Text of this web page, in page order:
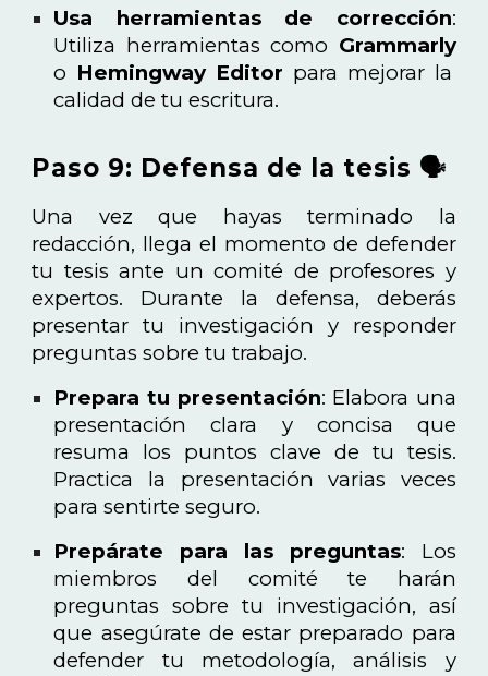
Usa herramientas de corrección:
Utiliza herramientas como Grammarly
o Hemingway Editor para mejorar la
calidad de tu escritura.
Paso 9: Defensa de la tesis 🗣️
Una vez que hayas terminado la
redacción, llega el momento de defender
tu tesis ante un comité de profesores y
expertos. Durante la defensa, deberás
presentar tu investigación y responder
preguntas sobre tu trabajo.
Prepara tu presentación: Elabora una
presentación clara y concisa que
resuma los puntos clave de tu tesis.
Practica la presentación varias veces
para sentirte seguro.
Prepárate para las preguntas: Los
miembros del comité te harán
preguntas sobre tu investigación, así
que asegúrate de estar preparado para
defender tu metodología, análisis y